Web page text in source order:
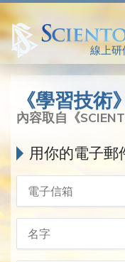
線上研
《學習技術》
內容取自《
用你的電子郵